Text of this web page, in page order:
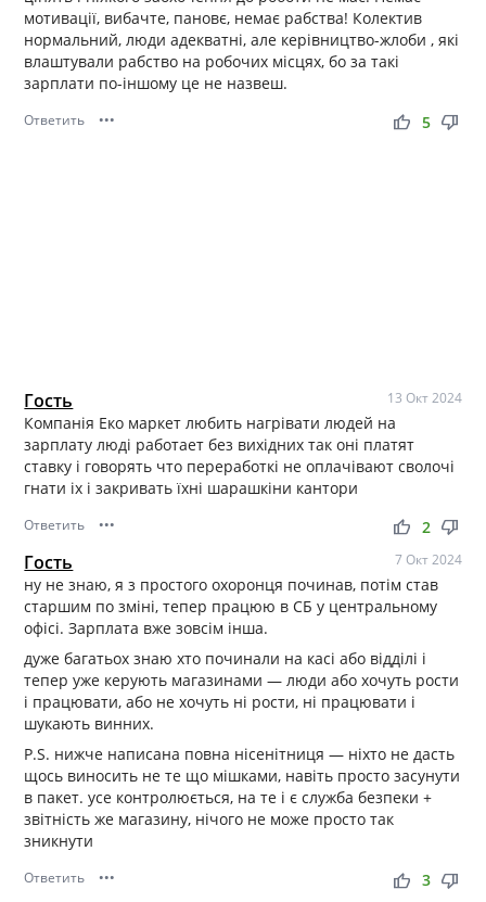
мотивації, вибачте, пановє, немає рабства! Колектив
нормальний, люди адекватні, але керівництво-жлоби , які
влаштували рабство на робочих місцях, бо за такі
зарплати по-іншому це не назвеш.
Ответить ••• thumb_up thumb_down
5
Гость 13 Окт 2024
Компанія Еко маркет любить нагрівати людей на
зарплату люді работает без вихідних так оні платят
ставку і говорять что переработкі не оплачівают сволочі
гнати іх і закривать їхні шарашкіни кантори
Ответить ••• thumb_up thumb_down
2
Гость 7 Окт 2024
ну не знаю, я з простого охоронця починав, потім став
старшим по зміні, тепер працюю в СБ у центральному
офісі. Зарплата вже зовсім інша.
дуже багатьох знаю хто починали на касі або відділі і
тепер уже керують магазинами — люди або хочуть рости
і працювати, або не хочуть ні рости, ні працювати і
шукають винних.
P.S. нижче написана повна нісенітниця — ніхто не дасть
щось виносить не те що мішками, навіть просто засунути
в пакет. усе контролюється, на те і є служба безпеки +
звітність же магазину, нічого не може просто так
зникнути
Ответить ••• thumb_up thumb_down
3